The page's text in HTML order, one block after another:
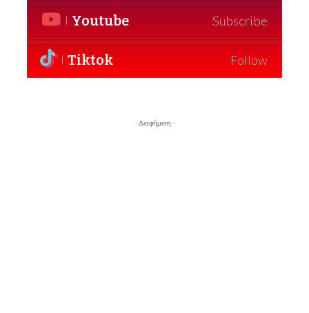
Youtube Subscribe
Tiktok Follow
- Διαφήμιση -